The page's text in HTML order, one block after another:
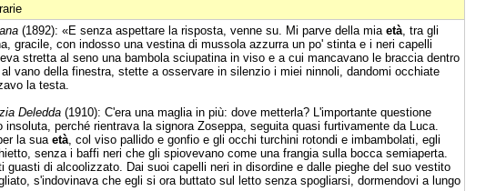
(1892): «E senza aspettare la risposta, venne su. Mi parve della mia età , tra gli
gracile, con indosso una vestina di mussola azzurra un po' stinta e i neri capelli
stretta al seno una bambola sciupatina in viso e a cui mancavano le braccia dentro
vano della finestra, stette a osservare in silenzio i miei ninnoli, dandomi occhiate
la testa.
Deledda (1910): C'era una maglia in più: dove metterla? L'importante questione
insoluta, perché rientrava la signora Zoseppa, seguita quasi furtivamente da Luca.
la sua età , col viso pallido e gonfio e gli occhi turchini rotondi e imbambolati, egli
senza i baffi neri che gli spiovevano come una frangia sulla bocca semiaperta.
guasti di alcoolizzato. Dai suoi capelli neri in disordine e dalle pieghe del suo vestito
s'indovinava che egli si ora buttato sul letto senza spogliarsi, dormendovi a lungo